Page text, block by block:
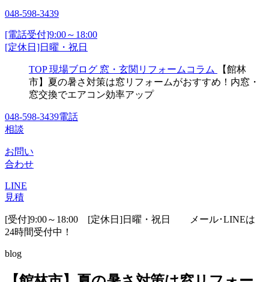
048-598-3439
[電話受付]9:00～18:00
[定休日]日曜・祝日
TOP 現場ブログ 窓・玄関リフォームコラム
【館林
市】夏の暑さ対策は窓リフォームがおすすめ！内窓・
窓交換でエアコン効率アップ
048-598-3439電話
相談
お問い
合わせ
LINE
見積
[受付]9:00～18:00 [定休日]日曜・祝日
メール･LINEは
24時間受付中！
blog